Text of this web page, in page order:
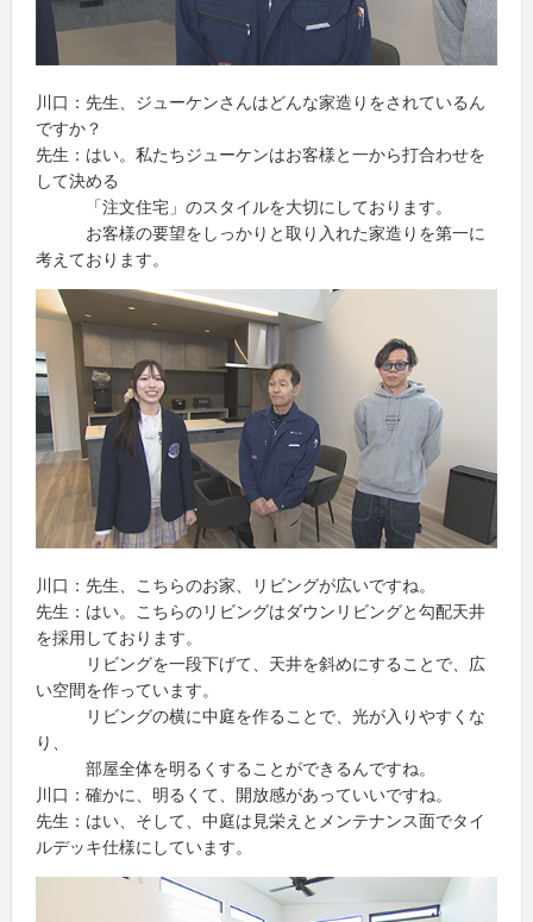
川口：先生、ジューケンさんはどんな家造りをされているん
ですか？
先生：はい。私たちジューケンはお客様と一から打合わせを
して決める
「注文住宅」のスタイルを大切にしております。
お客様の要望をしっかりと取り入れた家造りを第一に
考えております。
川口：先生、こちらのお家、リビングが広いですね。
先生：はい。こちらのリビングはダウンリビングと勾配天井
を採用しております。
リビングを一段下げて、天井を斜めにすることで、広
い空間を作っています。
リビングの横に中庭を作ることで、光が入りやすくな
り、
部屋全体を明るくすることができるんですね。
川口：確かに、明るくて、開放感があっていいですね。
先生：はい、そして、中庭は見栄えとメンテナンス面でタイ
ルデッキ仕様にしています。